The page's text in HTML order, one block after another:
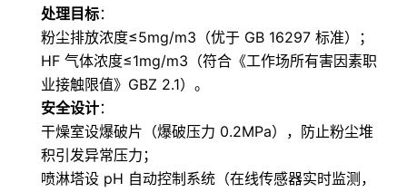
处理目标：
粉尘排放浓度≤5mg/m3（优于 GB 16297 标准）；
HF 气体浓度≤1mg/m3（符合《工作场所有害因素职
业接触限值》GBZ 2.1）。
安全设计：
干燥室设爆破片（爆破压力 0.2MPa），防止粉尘堆
积引发异常压力；
喷淋塔设 pH 自动控制系统（在线传感器实时监测，